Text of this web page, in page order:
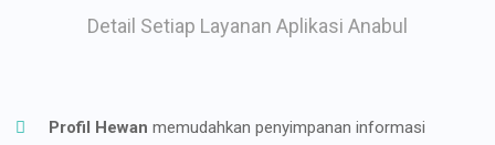
Detail Setiap Layanan Aplikasi Anabul
Profil Hewan memudahkan penyimpanan informasi